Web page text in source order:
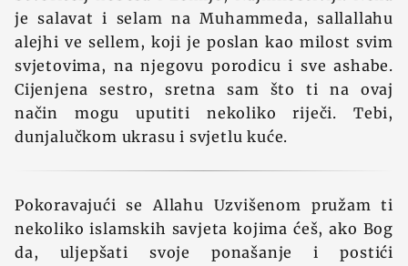
je salavat i selam na Muhammeda, sallallahu
alejhi ve sellem, koji je poslan kao milost svim
svjetovima, na njegovu porodicu i sve ashabe.
Cijenjena sestro, sretna sam što ti na ovaj
način mogu uputiti nekoliko riječi. Tebi,
dunjalučkom ukrasu i svjetlu kuće.
Pokoravajući se Allahu Uzvišenom pružam ti
nekoliko islamskih savjeta kojima ćeš, ako Bog
da, uljepšati svoje ponašanje i postići